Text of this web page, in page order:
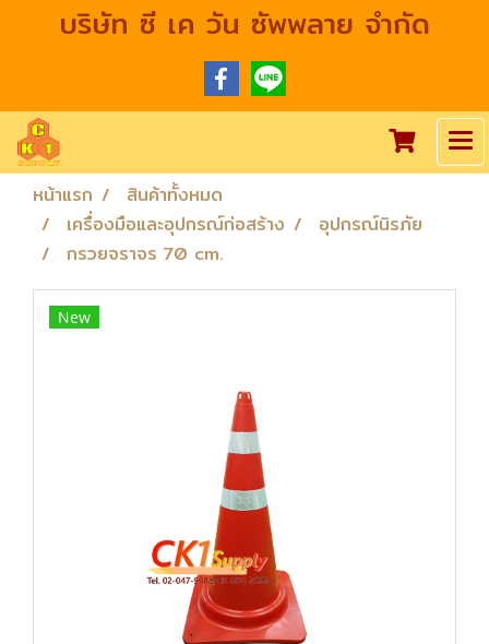
บริษัท ซี เค วัน ซัพพลาย จำกัด
หน้าแรก
สินค้าทั้งหมด
เครื่องมือและอุปกรณ์ก่อสร้าง
อุปกรณ์นิรภัย
กรวยจราจร 70 cm.
New